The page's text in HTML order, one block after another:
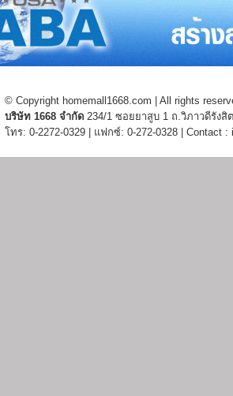
© Copyright homemall1668.com | All rights
บริษัท 1668 จำกัด 234/1 ซอยยาสูบ 1 ถ.วิภาวดีรัง
โทร: 0-2272-0329 | แฟกซ์: 0-272-0328 | Contact